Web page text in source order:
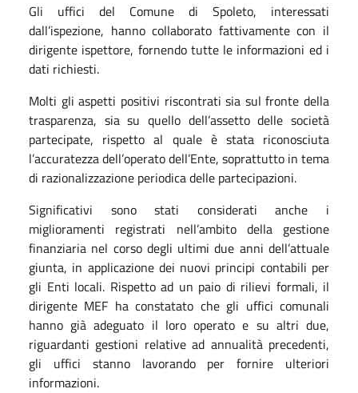
Gli uffici del Comune di Spoleto, interessati
dall’ispezione, hanno collaborato fattivamente con il
dirigente ispettore, fornendo tutte le informazioni ed i
dati richiesti.
Molti gli aspetti positivi riscontrati sia sul fronte della
trasparenza, sia su quello dell’assetto delle società
partecipate, rispetto al quale è stata riconosciuta
l’accuratezza dell’operato dell’Ente, soprattutto in tema
di razionalizzazione periodica delle partecipazioni.
Significativi sono stati considerati anche i
miglioramenti registrati nell’ambito della gestione
finanziaria nel corso degli ultimi due anni dell’attuale
giunta, in applicazione dei nuovi principi contabili per
gli Enti locali. Rispetto ad un paio di rilievi formali, il
dirigente MEF ha constatato che gli uffici comunali
hanno già adeguato il loro operato e su altri due,
riguardanti gestioni relative ad annualità precedenti,
gli uffici stanno lavorando per fornire ulteriori
informazioni.